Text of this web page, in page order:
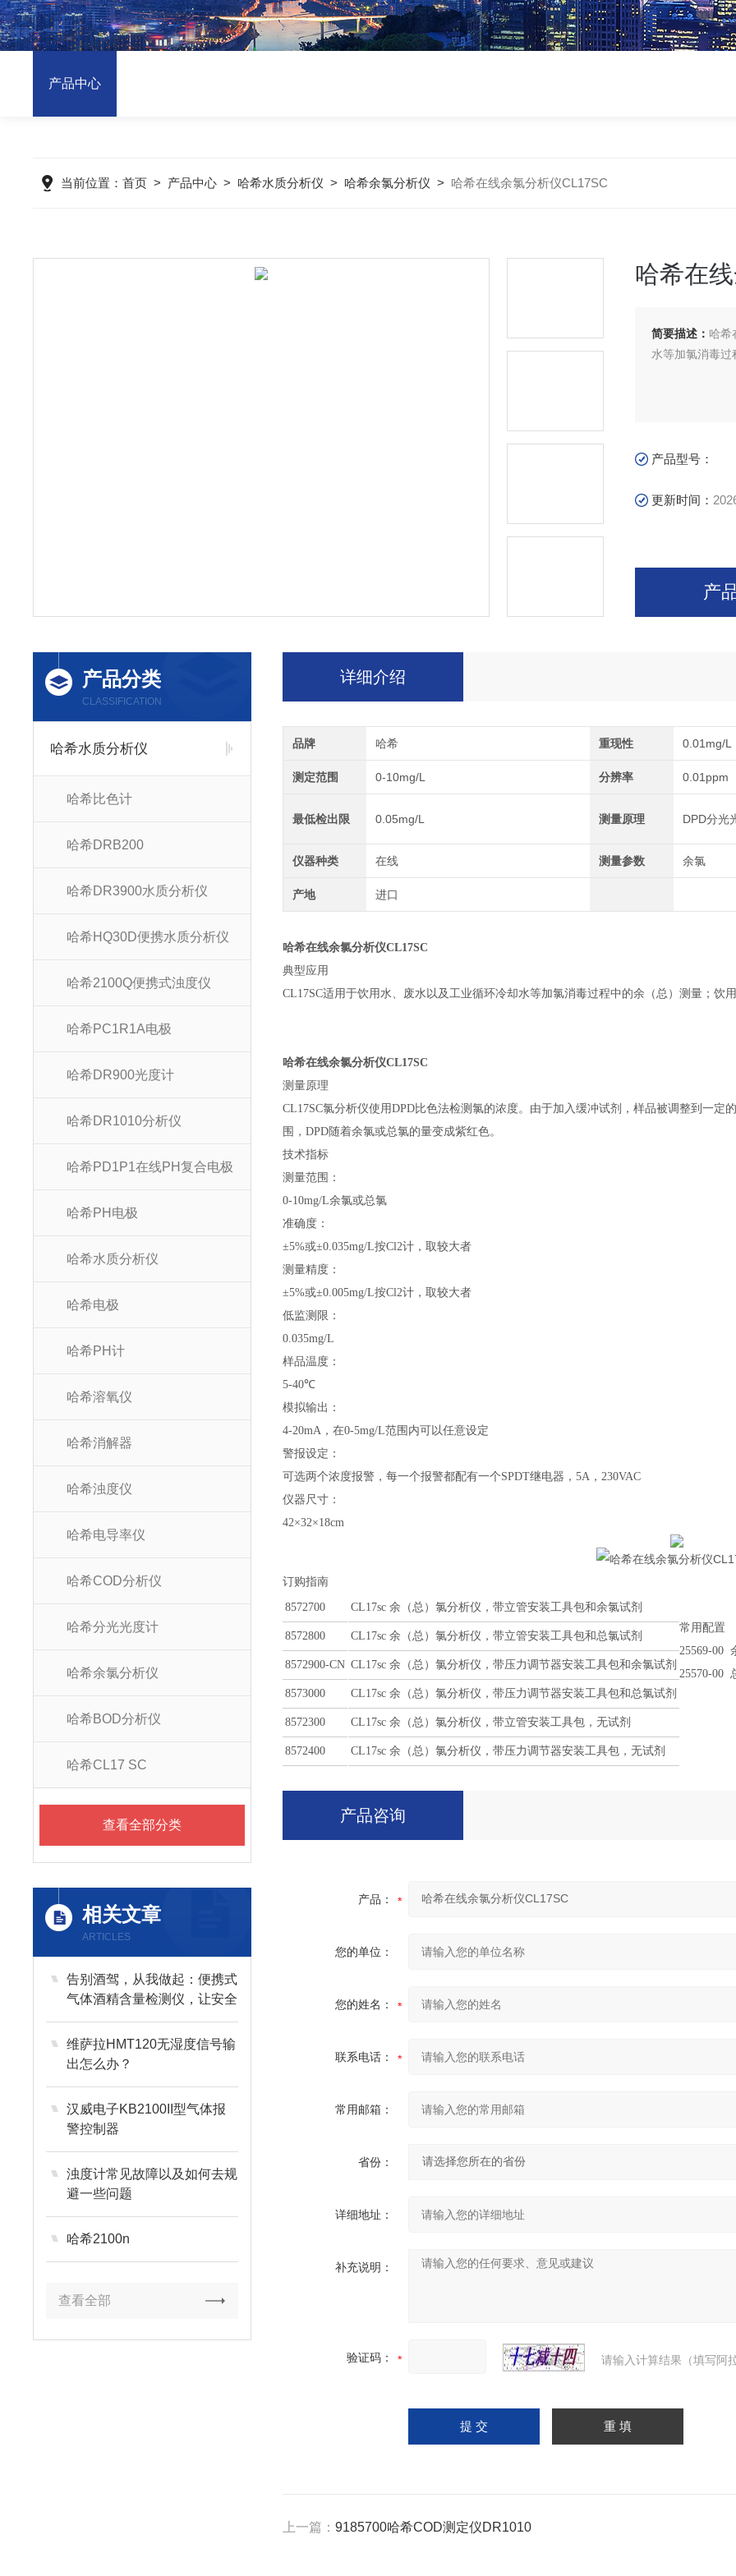
产品中心
当前位置：首页 > 产品中心 > 哈希水质分析仪 > 哈希余氯分析仪 > 哈希在线余氯分析仪CL17SC
哈希在
简要描述： 哈希
水等加氯消毒
产品型号：
更新时间：
产
产品分类
CLASSIFICATION
哈希水质分析仪
哈希比色计
哈希DRB200
哈希DR3900水质分析仪
哈希HQ30D便携水质分析仪
哈希2100Q便携式浊度仪
哈希PC1R1A电极
哈希DR900光度计
哈希DR1010分析仪
哈希PD1P1在线PH复合电极
哈希PH电极
哈希水质分析仪
哈希电极
哈希PH计
哈希溶氧仪
哈希消解器
哈希浊度仪
哈希电导率仪
哈希COD分析仪
哈希分光光度计
哈希余氯分析仪
哈希BOD分析仪
哈希CL17 SC
查看全部分类
相关文章
ARTICLES
告别酒驾，从我做起：便携式
气体酒精含量检测仪，让安全
驾驶触手可及
维萨拉HMT120无湿度信号输
出怎么办？
汉威电子KB2100II型气体报
警控制器
浊度计常见故障以及如何去规
避一些问题
哈希2100n
查看全部
详细介绍
品牌 哈希 重现性 0.01mg/L
测定范围 0-10mg/L 分辨率 0.01ppm
最低检出限 0.05mg/L 测量原理 DPD分光
仪器种类 在线 测量参数 余氯
产地 进口
哈希在线余氯分析仪CL17SC
典型应用
CL17SC适用于饮用水、废水以及工业循环冷却水等加氯消毒过程中的余（总）测量；饮
哈希在线余氯分析仪CL17SC
测量原理
CL17SC氯分析仪使用DPD比色法检测氯的浓度。由于加入缓冲试剂，样品被调整到一定
围，DPD随着余氯或总氯的量变成紫红色。
技术指标
测量范围：
0-10mg/L余氯或总氯
准确度：
±5%或±0.035mg/L按Cl2计，取较大者
测量精度：
±5%或±0.005mg/L按Cl2计，取较大者
低监测限：
0.035mg/L
样品温度：
5-40℃
模拟输出：
4-20mA，在0-5mg/L范围内可以任意设定
警报设定：
可选两个浓度报警，每一个报警都配有一个SPDT继电器，5A，230VAC
仪器尺寸：
42×32×18cm
订购指南
8572700 CL17sc 余（总）氯分析仪，带立管安装工具包和余氯试剂
8572800 CL17sc 余（总）氯分析仪，带立管安装工具包和总氯试剂
8572900-CN CL17sc 余（总）氯分析仪，带压力调节器安装工具包和余氯试剂
8573000 CL17sc 余（总）氯分析仪，带压力调节器安装工具包和总氯试剂
8572300 CL17sc 余（总）氯分析仪，带立管安装工具包，无试剂
8572400 CL17sc 余（总）氯分析仪，带压力调节器安装工具包，无试剂
常用配置
25569-00
25570-00
产品咨询
产品：
您的单位：
您的姓名：
联系电话：
常用邮箱：
省份：
详细地址：
补充说明：
验证码： 请输入计算结果（填写阿
上一篇： 9185700哈希COD测定仪DR1010